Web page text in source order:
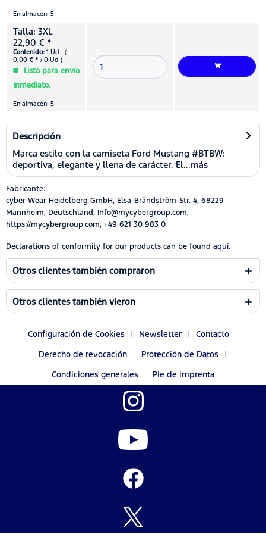
En almacén: 5
Talla: 3XL
22,90 € *
Contenido: 1 Ud (
0,00 € * / 0 Ud )
Listo para envío
inmediato.
En almacén: 5
Descripción
Marca estilo con la camiseta Ford Mustang #BTBW:
deportiva, elegante y llena de carácter. El...más
Fabricante:
cyber-Wear Heidelberg GmbH, Elsa-Brändström-Str. 4, 68229
Mannheim, Deutschland, Info@mycybergroup.com,
https://mycybergroup.com, +49 621 30 983 0
Declarations of conformity for our products can be found aquí.
Otros clientes también compraron
Otros clientes también vieron
Configuración de Cookies Newsletter
Contacto
Derecho de revocación
Protección de Datos
Condiciones generales
Pie de imprenta